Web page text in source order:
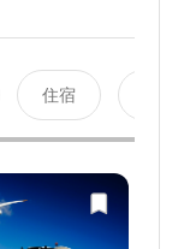
住宿